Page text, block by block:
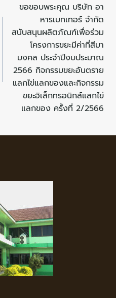
ขอขอบพระคุณ บริษัท อา
หารเบทเทอร์ จำกัด
สนับสนุนผลิตภัณฑ์เพื่อร่วม
โครงการขยะมีค่าที่สีมา
มงคล ประจำปีงบประมาณ
2566 กิจกรรมขยะอันตราย
แลกไข่แลกของและกิจกรรม
ขยะอิเล็กทรอนิกส์แลกไข่
แลกของ ครั้งที่ 2/2566